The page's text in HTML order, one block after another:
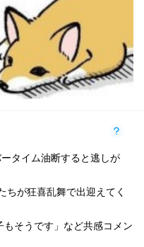
タイム油断すると逃しが
ちが狂喜乱舞で出迎えてく
そうです」など共感コメン